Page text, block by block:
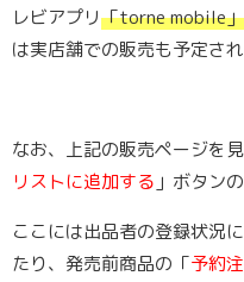
レビアプリ「torne mobile
は実店舗での販売も予定され
なお、上記の販売ページを
リストに追加する 」ボタン
ここには出品者の登録状況
たり、発売前商品の「予約